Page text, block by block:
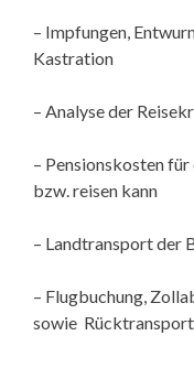
– Impfungen,
Kastration
– Analyse der
– Pensionskosten
bzw. reisen kann
– Landtransport der
– Flugbuchung,
sowie